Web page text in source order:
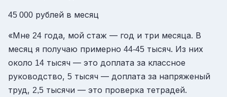
45 000 рублей в месяц
«Мне 24 года, мой стаж — год и три месяца. В
месяц я получаю примерно 44-45 тысяч. Из них
около 14 тысяч — это доплата за классное
руководство, 5 тысяч — доплата за напряженый
труд, 2,5 тысячи — это проверка тетрадей.